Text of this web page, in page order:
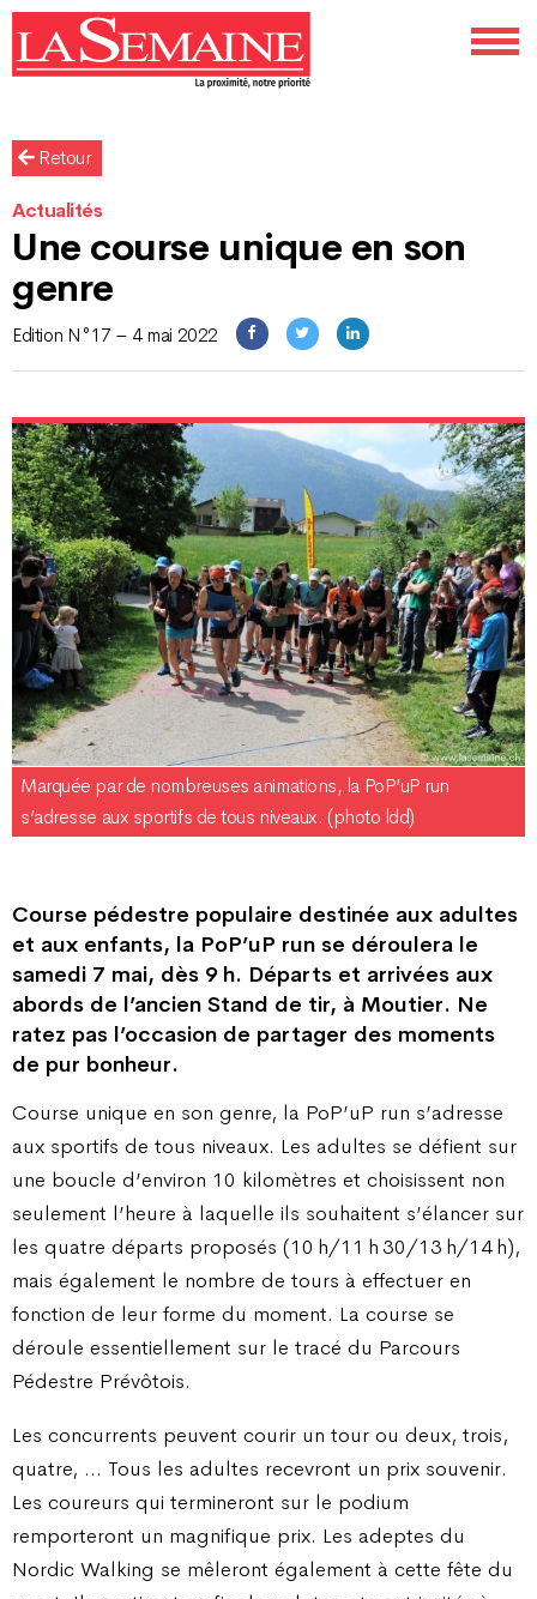
Retour
Actualités
Une course unique en son
genre
Edition N°17 – 4 mai 2022
Marquée par de nombreuses animations, la PoP’uP run
s’adresse aux sportifs de tous niveaux. (photo ldd)
Course pédestre populaire destinée aux adultes
et aux enfants, la PoP’uP run se déroulera le
samedi 7 mai, dès 9 h. Départs et arrivées aux
abords de l’ancien Stand de tir, à Moutier. Ne
ratez pas l’occasion de partager des moments
de pur bonheur.
Course unique en son genre, la PoP’uP run s’adresse
aux sportifs de tous niveaux. Les adultes se défient sur
une boucle d’environ 10 kilomètres et choisissent non
seulement l’heure à laquelle ils souhaitent s’élancer sur
les quatre départs proposés (10 h/11 h 30/13 h/14 h),
mais également le nombre de tours à effectuer en
fonction de leur forme du moment. La course se
déroule essentiellement sur le tracé du Parcours
Pédestre Prévôtois.
Les concurrents peuvent courir un tour ou deux, trois,
quatre, … Tous les adultes recevront un prix souvenir.
Les coureurs qui termineront sur le podium
remporteront un magnifique prix. Les adeptes du
Nordic Walking se mêleront également à cette fête du